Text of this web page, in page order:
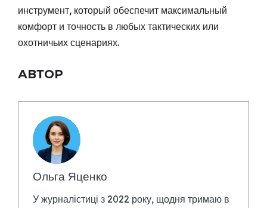
инструмент, который обеспечит максимальный
комфорт и точность в любых тактических или
охотничьих сценариях.
АВТОР
Ольга Яценко
У журналістиці з 2022 року, щодня тримаю в